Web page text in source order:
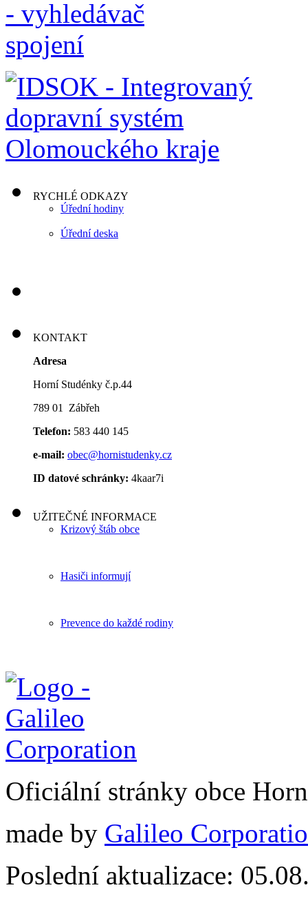
RYCHLÉ ODKAZY
Úřední hodiny
Úřední deska
KONTAKT
Adresa
Horní Studénky č.p.44
789 01 Zábřeh
Telefon: 583 440 145
e-mail: obec@hornistudenky.cz
ID datové schránky: 4kaar7i
UŽITEČNÉ INFORMACE
Krizový štáb obce
Hasiči informují
Prevence do každé rodiny
Oficiální stránky obce
made by Galileo
Poslední aktualizace: